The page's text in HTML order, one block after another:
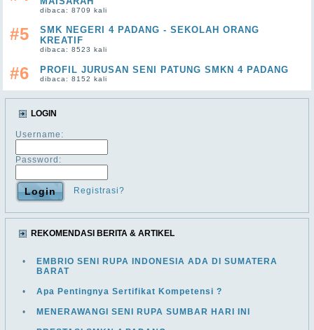
dibaca: 8709 kali
#5
SMK NEGERI 4 PADANG - SEKOLAH ORANG
KREATIF
dibaca: 8523 kali
#6 PROFIL JURUSAN SENI PATUNG SMKN 4 PADANG
dibaca: 8152 kali
LOGIN
Username:
Password:
Registrasi?
REKOMENDASI BERITA & ARTIKEL
•
EMBRIO SENI RUPA INDONESIA ADA DI SUMATERA
BARAT
• Apa Pentingnya Sertifikat Kompetensi ?
• MENERAWANGI SENI RUPA SUMBAR HARI INI